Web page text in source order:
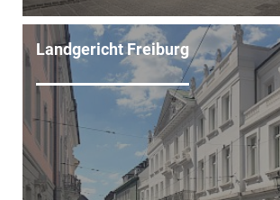
Landgericht Freiburg